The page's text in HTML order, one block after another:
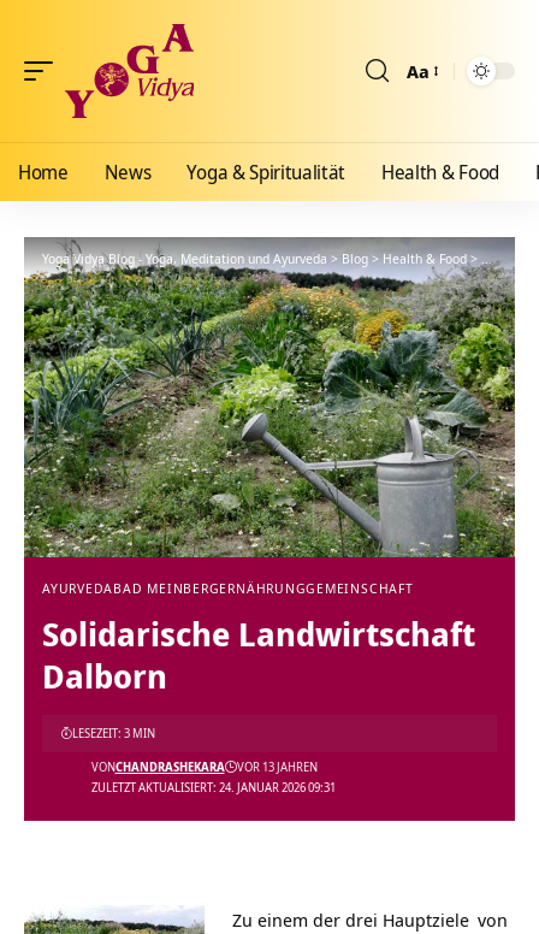
Aa
Home News Yoga & Spiritualität Health & Food
Yoga Vidya Blog - Yoga, Meditation und Ayurveda>Blog>Health & Food >Ayurveda
AYURVEDABAD MEINBERGERNÄHRUNGGEMEINSCHAFT
Solidarische Landwirtschaft
Dalborn
ZULETZT AKTUALISIERT: 24. JANUAR 2026 09:31
VONCHANDRASHEKARA VOR 13 JAHREN
LESEZEIT: 3 MIN
Zu einem der drei Hauptziele von